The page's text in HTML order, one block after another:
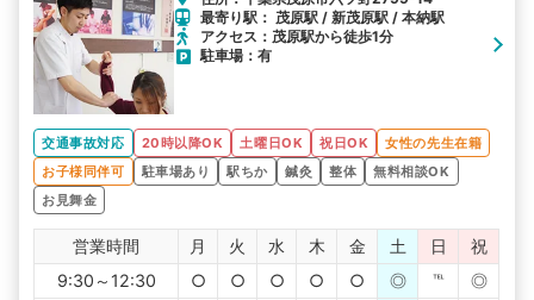
最寄り駅： 茂原駅 / 新茂原駅 / 本納駅
アクセス：茂原駅から徒歩1分
駐車場：有
交通事故対応 20時以降OK 土曜日OK 祝日OK
女性の先生在籍
お子様同伴可
駐車場あり 駅ちか 鍼灸 整体
無料相談OK
お見舞金
営業時間 月 火 水 木 金 土 日
祝
9:30～12:30
○ ○ ○ ○ ○ ◎ ℡
◎